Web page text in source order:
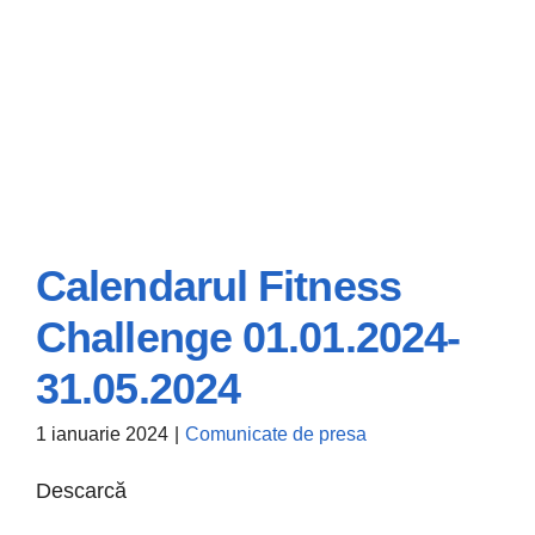
Calendarul Fitness
Challenge
Calendarul Fitness
Challenge 01.01.2024-
31.05.2024
1 ianuarie 2024 Comunicate de presa
Descarcă